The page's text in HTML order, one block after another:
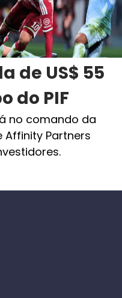
de US$ 55
do PIF
no comando da
Affinity Partners